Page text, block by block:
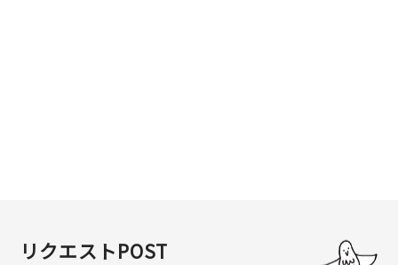
リクエストPOST